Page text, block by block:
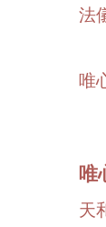
法
唯
唯
天